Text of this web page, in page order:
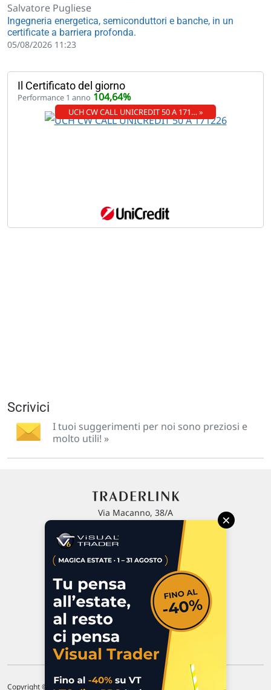
Salvatore Pugliese
Ingegneria energetica, semiconduttori e banche, in un
certificate a barriera profonda.
05/08/2026 11:23
Il Certificato del giorno
Performance 1 anno 104,64%
UCH CW CALL UNICREDIT 50 A 171… »
Scrivici
I tuoi suggerimenti per noi sono preziosi e
molto utili! »
Via Macanno, 38/A
P.IVA 02 452 460 401
Commenti e segnalazioni
Contattaci
Copyright © 1996-2026 Traderlink Italia s.r.l.
×